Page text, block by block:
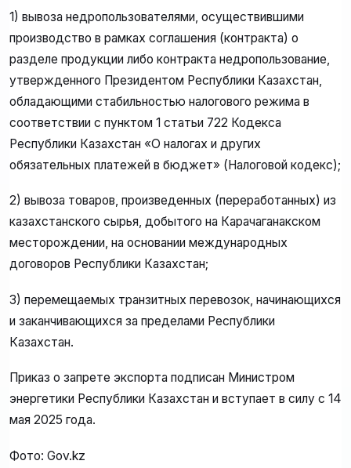
1) вывоза недропользователями, осуществившими
производство в рамках соглашения (контракта) о
разделе продукции либо контракта недропользование,
утвержденного Президентом Республики Казахстан,
обладающими стабильностью налогового режима в
соответствии с пунктом 1 статьи 722 Кодекса
Республики Казахстан «О налогах и других
обязательных платежей в бюджет» (Налоговой кодекс);
2) вывоза товаров, произведенных (переработанных) из
казахстанского сырья, добытого на Карачаганакском
месторождении, на основании международных
договоров Республики Казахстан;
3) перемещаемых транзитных перевозок, начинающихся
и заканчивающихся за пределами Республики
Казахстан.
Приказ о запрете экспорта подписан Министром
энергетики Республики Казахстан и вступает в силу с 14
мая 2025 года.
Фото: Gov.kz